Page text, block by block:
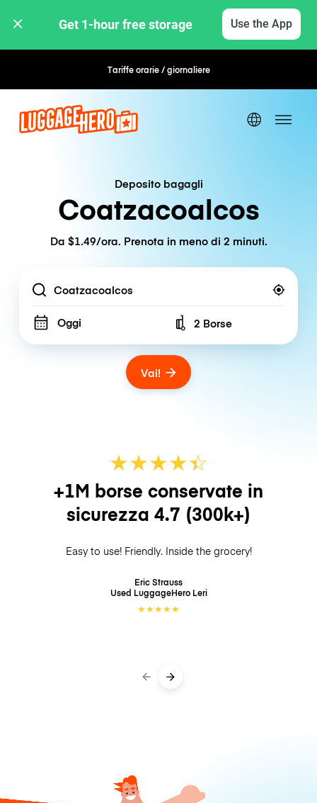
Get 1-hour free storage Use the App
Tariffe orarie / giornalierePrenotazione flessibile
Deposito bagagli
Coatzacoalcos
Da $1.49/ora. Prenota in meno di 2 minuti.
Location
Oggi Number of bags
2 Borse
Vai!
★★★★☆
★
+1M borse conservate in
sicurezza 4.7 (300k+)
Easy to use! Friendly. Inside the grocery!
Eric Strauss
Used LuggageHero Leri
★★★★★